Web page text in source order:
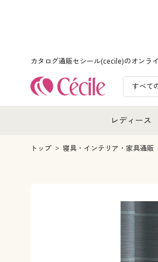
カタログ通販セシール(cecile)のオンラ
レディース
レディース
女性下着
トップ 寝具・インテリア・家具通販